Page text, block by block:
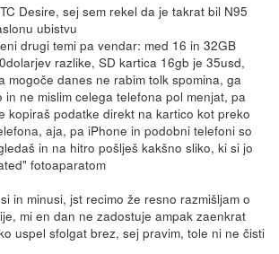
Desire, sej sem rekel da je takrat bil N95
ubistvu
drugi temi pa vendar: med 16 in 32GB
razlike, SD kartica 16gb je 35usd,
mogoče danes ne rabim tolk spomina, ga
in ne mislim celega telefona pol menjat, pa
kopiraš podatke direkt na kartico kot preko
aja, pa iPhone in podobni telefoni so
in na hitro pošlješ kakšno sliko, ki si jo
fotoaparatom
in minusi, jst recimo že resno razmišljam o
mi en dan ne zadostuje ampak zaenkrat
uspel sfolgat brez, sej pravim, tole ni ne čisti